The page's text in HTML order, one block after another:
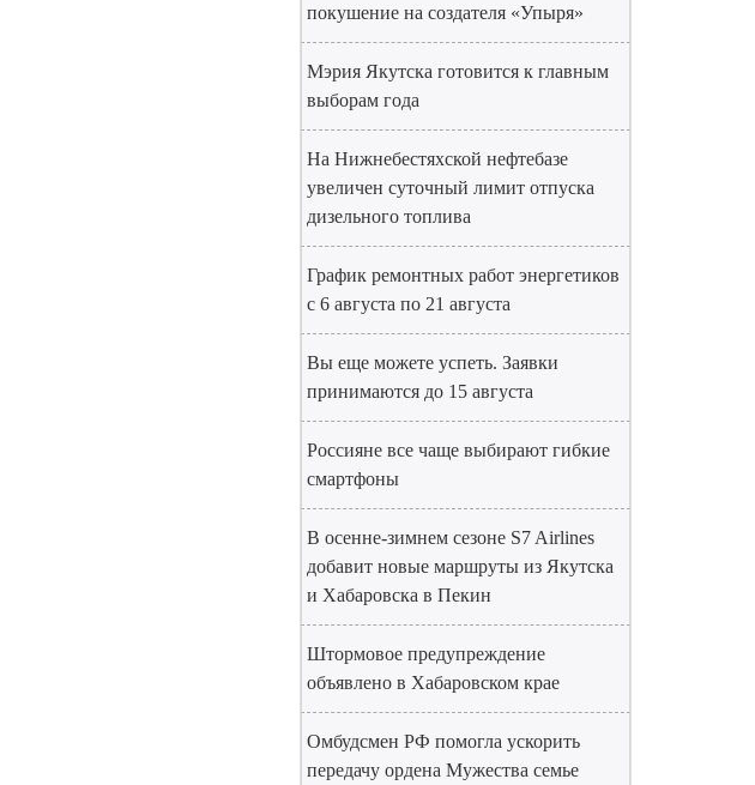
покушение на создателя «Упыря»
Мэрия Якутска готовится к главным
выборам года
На Нижнебестяхской нефтебазе
увеличен суточный лимит отпуска
дизельного топлива
График ремонтных работ энергетиков
с 6 августа по 21 августа
Вы еще можете успеть. Заявки
принимаются до 15 августа
Россияне все чаще выбирают гибкие
смартфоны
В осенне-зимнем сезоне S7 Airlines
добавит новые маршруты из Якутска
и Хабаровска в Пекин
Штормовое предупреждение
объявлено в Хабаровском крае
Омбудсмен РФ помогла ускорить
передачу ордена Мужества семье